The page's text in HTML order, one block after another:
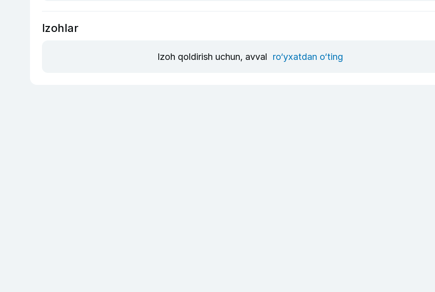
Izohlar
Izoh qoldirish uchun, avval ro‘yxatdan o‘ting